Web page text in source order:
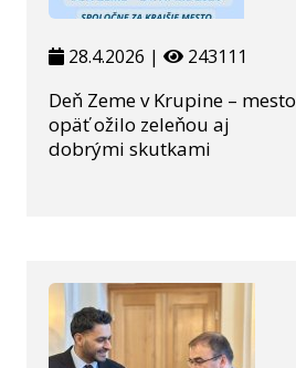
28.4.2026 | 243111
Deň Zeme v Krupine – mesto
opäť ožilo zeleňou aj
dobrými skutkami